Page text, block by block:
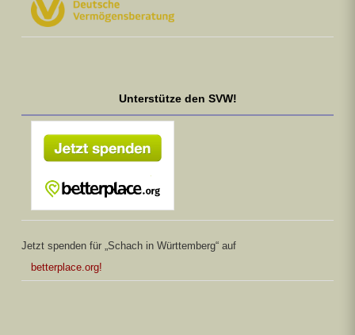
Unterstütze den SVW!
Jetzt spenden für „Schach in Württemberg“ auf
betterplace.org!